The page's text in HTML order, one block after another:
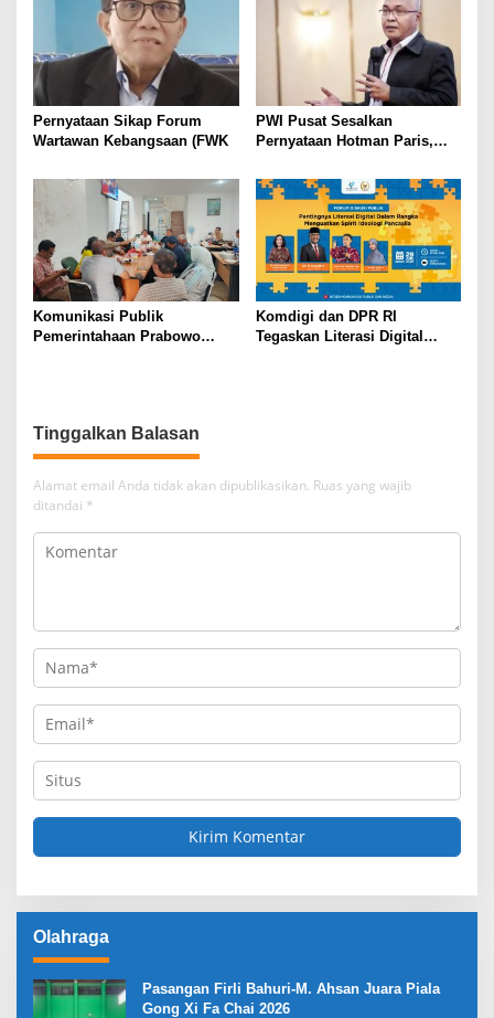
p
o
s
Pernyataan Sikap Forum
Wartawan Kebangsaan (FWK
PWI Pusat Sesalkan
Pernyataan Hotman Paris,
Wartawan dan Kemerdekaan
Pers
Komunikasi Publik
Pemerintahaan Prabowo
Komdigi dan DPR RI
Tegaskan Literasi Digital
Tinggalkan Balasan
Alamat email Anda tidak akan dipublikasikan. Ruas yang wajib
ditandai *
Olahraga
Pasangan Firli Bahuri-M. Ahsan Juara Piala
Gong Xi Fa Chai 2026